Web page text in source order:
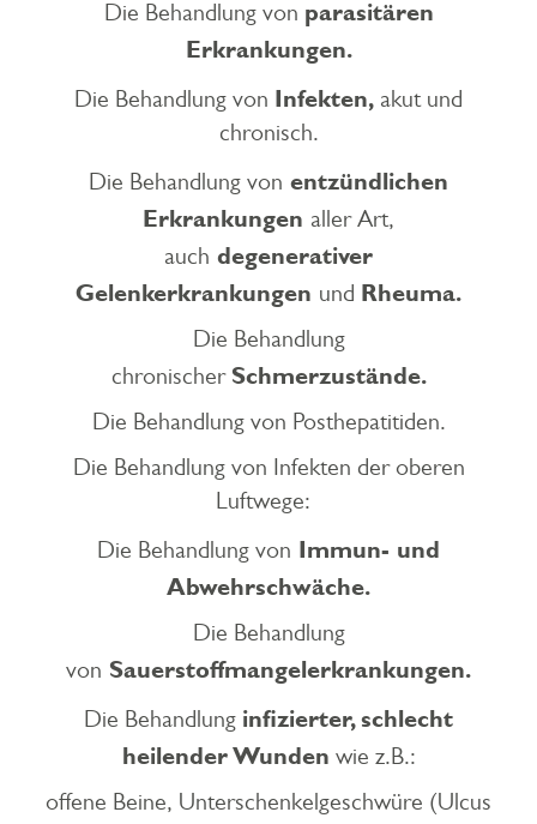
Die Behandlung von parasitären
Erkrankungen.
Die Behandlung von Infekten, akut und
chronisch.
Die Behandlung von entzündlichen
Erkrankungen aller Art,
auch degenerativer
Gelenkerkrankungen und Rheuma.
Die Behandlung
chronischer Schmerzustände.
Die Behandlung von Posthepatitiden.
Die Behandlung von Infekten der oberen
Luftwege:
Die Behandlung von Immun- und
Abwehrschwäche.
Die Behandlung
von Sauerstoffmangelerkrankungen.
Die Behandlung infizierter, schlecht
heilender Wunden wie z.B.:
offene Beine, Unterschenkelgeschwüre (Ulcus